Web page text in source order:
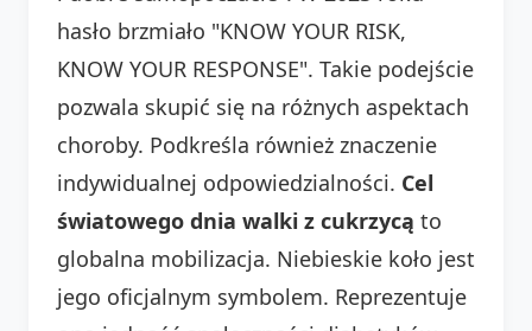
hasło brzmiało "KNOW YOUR RISK,
KNOW YOUR RESPONSE". Takie podejście
pozwala skupić się na różnych aspektach
choroby. Podkreśla również znaczenie
indywidualnej odpowiedzialności. Cel
światowego dnia walki z cukrzycą to
globalna mobilizacja. Niebieskie koło jest
jego oficjalnym symbolem. Reprezentuje